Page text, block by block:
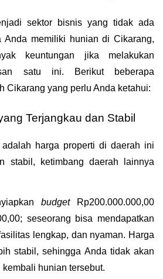
sektor bisnis yang tidak ada
Anda memiliki hunian di Cikarang,
keuntungan jika melakukan
satu ini. Berikut beberapa
Cikarang yang perlu Anda ketahui:
Terjangkau dan Stabil
adalah harga properti di daerah ini
stabil, ketimbang daerah lainnya
budget Rp200.000.000,00
seseorang bisa mendapatkan
lengkap, dan nyaman. Harga
stabil, sehingga Anda tidak akan
hunian tersebut.